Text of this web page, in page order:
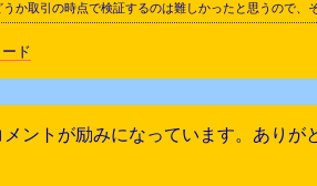
うか取引の時点で検証するのは難しかったと思うので
ド
ントが励みになっています。ありが